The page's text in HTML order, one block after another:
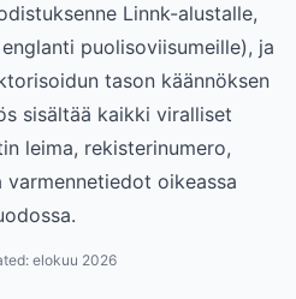
Linnk-alustalle,
puolisoviisumeille), ja
tason käännöksen
sisältää kaikki viralliset
leima, rekisterinumero,
oikeassa
elokuu 2026